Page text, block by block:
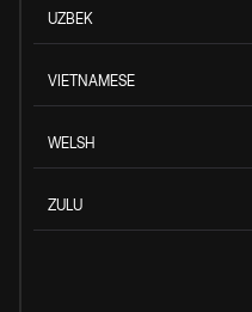
UZBEK
VIETNAMESE
WELSH
ZULU